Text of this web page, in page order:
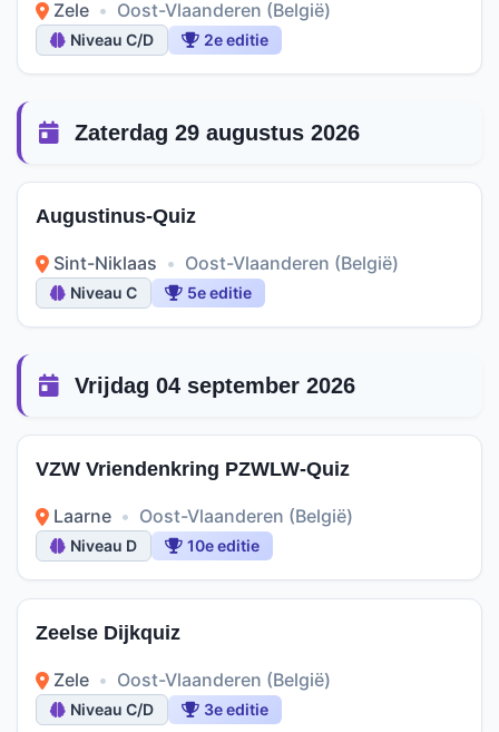
Zele • Oost-Vlaanderen (België)
Niveau C/D 2e editie
Zaterdag 29 augustus 2026
Augustinus-Quiz
Sint-Niklaas • Oost-Vlaanderen (België)
Niveau C 5e editie
Vrijdag 04 september 2026
VZW Vriendenkring PZWLW-Quiz
Laarne • Oost-Vlaanderen (België)
Niveau D 10e editie
Zeelse Dijkquiz
Zele • Oost-Vlaanderen (België)
Niveau C/D 3e editie